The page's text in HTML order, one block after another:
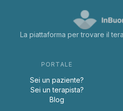
La piattaforma per trovare il
PORTALE
Sei un paziente?
Sei un terapista?
Blog